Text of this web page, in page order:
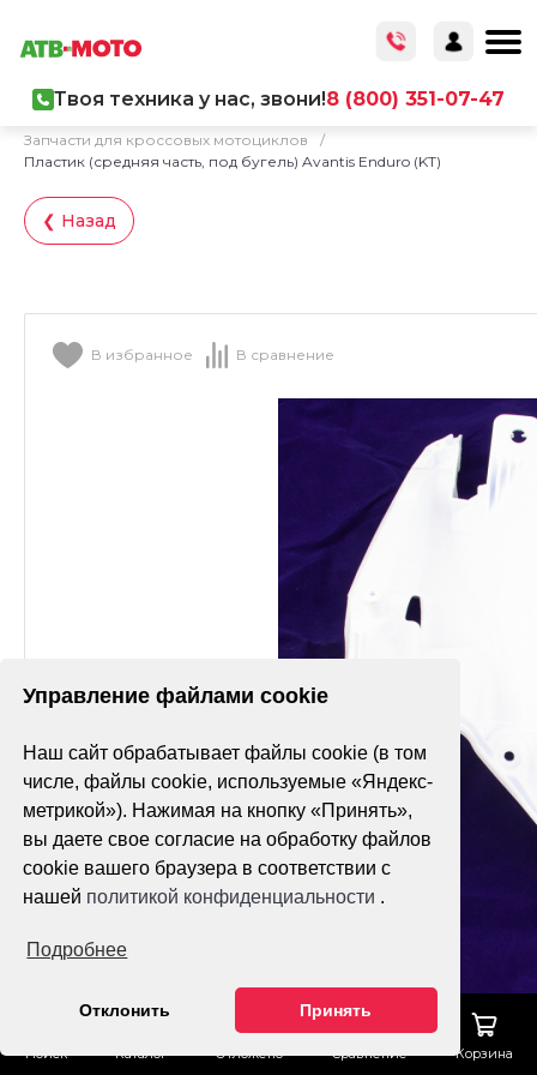
Управление файлами cookie
Наш сайт обрабатывает файлы cookie (в том
числе, файлы cookie, используемые «Яндекс-
метрикой»). Нажимая на кнопку «Принять»,
вы даете свое согласие на обработку файлов
cookie вашего браузера в соответствии с
нашей политикой конфиденциальности .
Подробнее
Отклонить Принять
Поиск Каталог Отложено Сравнение Корзина
Твоя техника у нас, звони!8 (800) 351-07-47
Запчасти для кроссовых мотоциклов
/
Пластик (средняя часть, под бугель) Avantis Enduro (KT)
❮ Назад
В избранное В сравнение